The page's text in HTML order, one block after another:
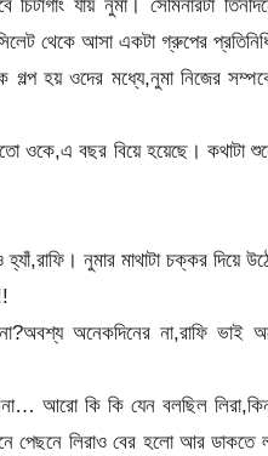
যায় নুমা। সেমিনারটা
থেকে আসা একটা গ্রুপের
হয় ওদের মধ্যে,নুমা নিজের
ওকে,এ বছর বিয়ে হয়েছে। কথাটা
নুমার মাথাটা চক্কর
অনেকদিনের না,রাফি ভাই
আরো কি কি যেন বলছিল
পেছনে লিরাও বের হলো আর